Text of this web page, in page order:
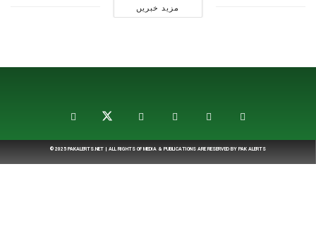
مزید خبریں
© 2025 PAKALERTS.NET| ALL RIGHTS OF MEDIA & PUBLICATIONS ARE RESERVED BY PAK ALERTS